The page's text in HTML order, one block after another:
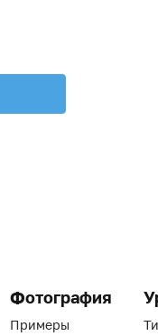
Фотография
Примеры